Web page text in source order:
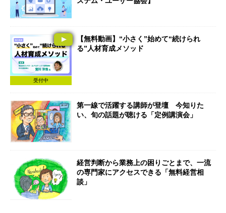
受付中
【無料動画】“小さく”始めて“続けられ
る”人材育成メソッド
第一線で活躍する講師が登壇 今知りた
い、旬の話題が聴ける「定例講演会」
経営判断から業務上の困りごとまで、一流
の専門家にアクセスできる「無料経営相
談」